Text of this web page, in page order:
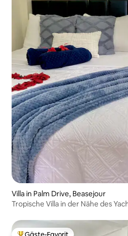
Villa in Palm Drive, Beasejour
Tropische Villa in der Nähe des